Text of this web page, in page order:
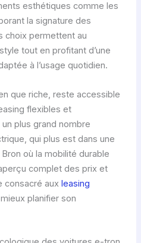
esthétiques comme les
la signature des
choix permettent au
tout en profitant d’une
à l’usage quotidien.
que riche, reste accessible
flexibles et
plus grand nombre
qui plus est dans une
où la mobilité durable
complet des prix et
consacré aux leasing
planifier son